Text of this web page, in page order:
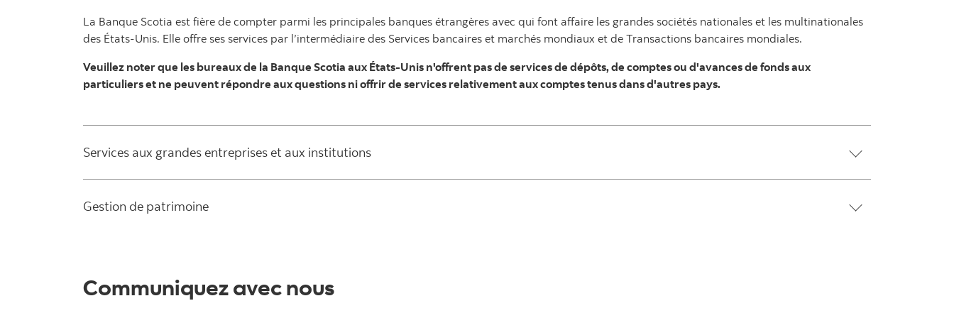
La Banque Scotia est fière de compter parmi les principales banques étrangères avec qui font affaire les grandes sociétés nationales et les multinationales
des États-Unis. Elle offre ses services par l’intermédiaire des Services bancaires et marchés mondiaux et de Transactions bancaires mondiales.
Veuillez noter que les bureaux de la Banque Scotia aux États-Unis n'offrent pas de services de dépôts, de comptes ou d'avances de fonds aux
particuliers et ne peuvent répondre aux questions ni offrir de services relativement aux comptes tenus dans d'autres pays.
Services aux grandes entreprises et aux institutions
Gestion de patrimoine
Communiquez avec nous